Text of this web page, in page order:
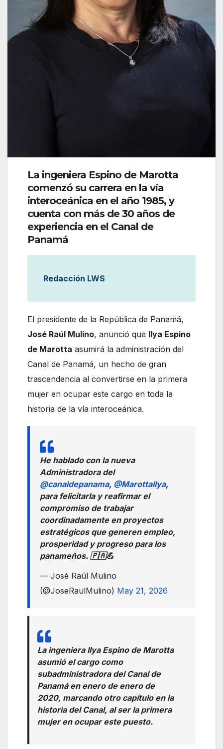
La ingeniera Espino de Marotta
comenzó su carrera en la vía
interoceánica en el año 1985, y
cuenta con más de 30 años de
experiencia en el Canal de
Panamá
Redacción LWS
El presidente de la República de Panamá,
José Raúl Mulino, anunció que Ilya Espino
de Marotta asumirá la administración del
Canal de Panamá, un hecho de gran
trascendencia al convertirse en la primera
mujer en ocupar este cargo en toda la
historia de la vía interoceánica.
He hablado con la nueva
Administradora del
@canaldepanama, @MarottaIlya,
para felicitarla y reafirmar el
compromiso de trabajar
coordinadamente en proyectos
estratégicos que generen empleo,
prosperidad y progreso para los
panameños. 🇵🇦💪
— José Raúl Mulino
(@JoseRaulMulino) May 21, 2026
La ingeniera Ilya Espino de Marotta
asumió el cargo como
subadministradora del Canal de
Panamá en enero de enero de
2020, marcando otro capítulo en la
historia del Canal, al ser la primera
mujer en ocupar este puesto.